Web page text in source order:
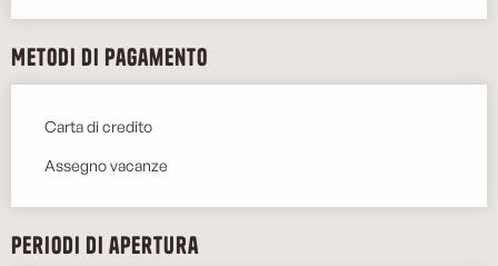
Metodi di pagamento
Carta di credito
Assegno vacanze
Periodi di apertura